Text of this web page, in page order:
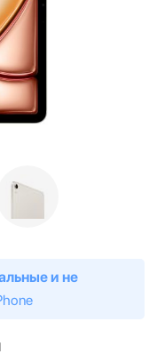
и не